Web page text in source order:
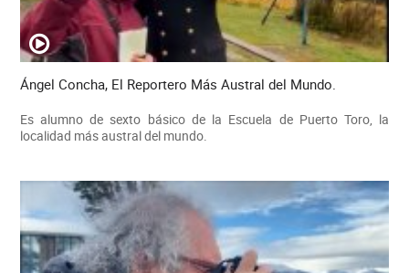
Ángel Concha, El Reportero Más Austral del Mundo.
Es alumno de sexto básico de la Escuela de Puerto Toro, la
localidad más austral del mundo.